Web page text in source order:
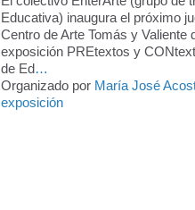
Educativa) inaugura el próximo
Centro de Arte Tomás y Valiente
exposición PREtextos y
de Ed…
Organizado por María José
exposición